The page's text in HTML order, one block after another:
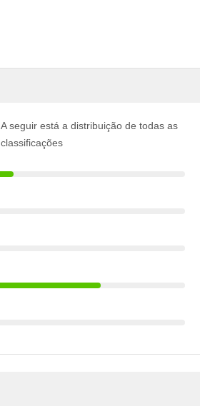
A seguir está a distribuição de todas as
classificações